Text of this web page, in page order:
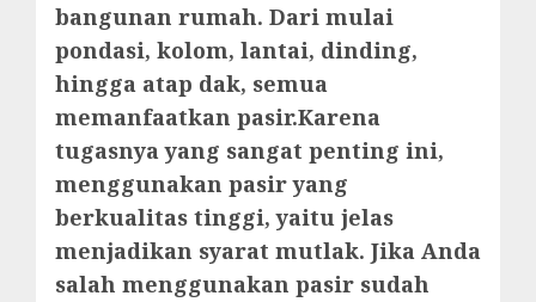
bangunan rumah. Dari mulai
pondasi, kolom, lantai, dinding,
hingga atap dak, semua
memanfaatkan pasir.Karena
tugasnya yang sangat penting ini,
menggunakan pasir yang
berkualitas tinggi, yaitu jelas
menjadikan syarat mutlak. Jika Anda
salah menggunakan pasir sudah